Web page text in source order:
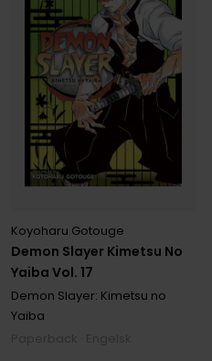
Demon Slayer Kimetsu No
Yaiba Vol. 17
Koyoharu Gotouge
Demon Slayer: Kimetsu no
Yaiba